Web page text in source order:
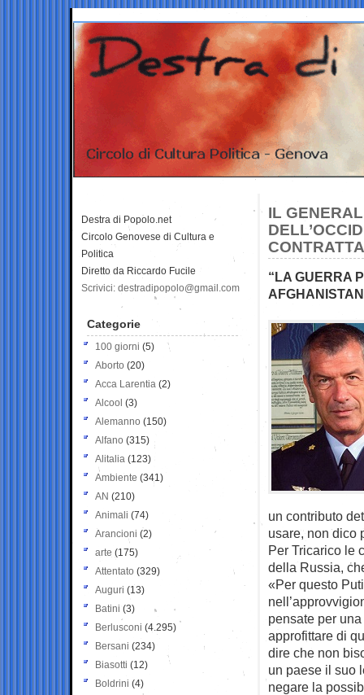
IL
“LA GUERRA
un contributo
usare, non dico
Per Tricarico le
della Russia,
«Per questo
pensate per
approfittare di
dire che non
un paese il suo
negare la
Destra di Popolo.net
Circolo Genovese di Cultura e
Politica
Diretto da Riccardo Fucile
Scrivici: destradipopolo@gmail.com
Categorie
100 giorni (5)
Aborto (20)
Acca Larentia (2)
Alcool (3)
Alemanno (150)
Alfano (315)
Alitalia (123)
Ambiente (341)
AN (210)
Animali (74)
Arancioni (2)
arte (175)
Attentato (329)
Auguri (13)
Batini (3)
Berlusconi (4.295)
Bersani (234)
Biasotti (12)
Boldrini (4)